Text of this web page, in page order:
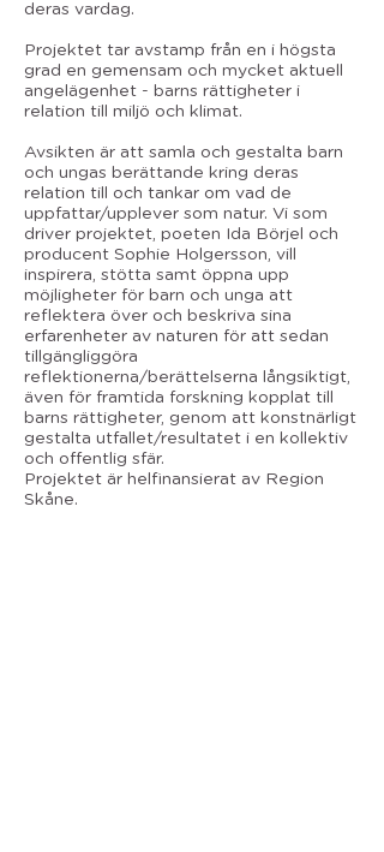
deras vardag.
Projektet tar avstamp från en i högsta
grad en gemensam och mycket aktuell
angelägenhet - barns rättigheter i
relation till miljö och klimat.
Avsikten är att samla och gestalta barn
och ungas berättande kring deras
relation till och tankar om vad de
uppfattar/upplever som natur. Vi som
driver projektet, poeten Ida Börjel och
producent Sophie Holgersson, vill
inspirera, stötta samt öppna upp
möjligheter för barn och unga att
reflektera över och beskriva sina
erfarenheter av naturen för att sedan
tillgängliggöra
reflektionerna/berättelserna långsiktigt,
även för framtida forskning kopplat till
barns rättigheter, genom att konstnärligt
gestalta utfallet/resultatet i en kollektiv
och offentlig sfär.
Projektet är helfinansierat av Region
Skåne.